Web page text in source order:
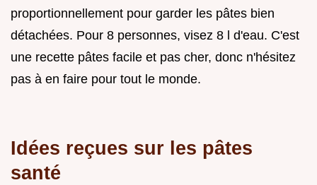
proportionnellement pour garder les pâtes bien
détachées. Pour 8 personnes, visez 8 l d'eau. C'est
une recette pâtes facile et pas cher, donc n'hésitez
pas à en faire pour tout le monde.
Idées reçues sur les pâtes
santé